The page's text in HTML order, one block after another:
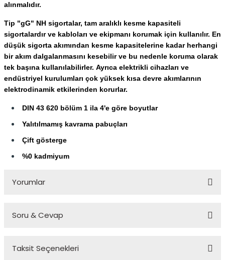
alınmalıdır.
Tip "gG" NH sigortalar, tam aralıklı kesme kapasiteli
sigortalardır ve kabloları ve ekipmanı korumak için kullanılır. En
düşük sigorta akımından kesme kapasitelerine kadar herhangi
bir akım dalgalanmasını kesebilir ve bu nedenle koruma olarak
tek başına kullanılabilirler. Ayrıca elektrikli cihazları ve
endüstriyel kurulumları çok yüksek kısa devre akımlarının
elektrodinamik etkilerinden korurlar.
DIN 43 620 bölüm 1 ila 4'e göre boyutlar
Yalıtılmamış kavrama pabuçları
Çift gösterge
%0 kadmiyum
Yorumlar
Soru & Cevap
Ürün hakkında henüz soru sorulmamış.
Taksit Seçenekleri